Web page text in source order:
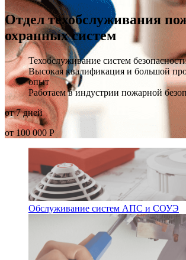
Отдел техобслуживания
охранных систем
Техобслуживание систем
Высокая квалификация и большой
опыт
Работаем в индустрии пожарной
от 7 дней
от 100 000 Р
Обслуживание систем АПС и СОУЭ